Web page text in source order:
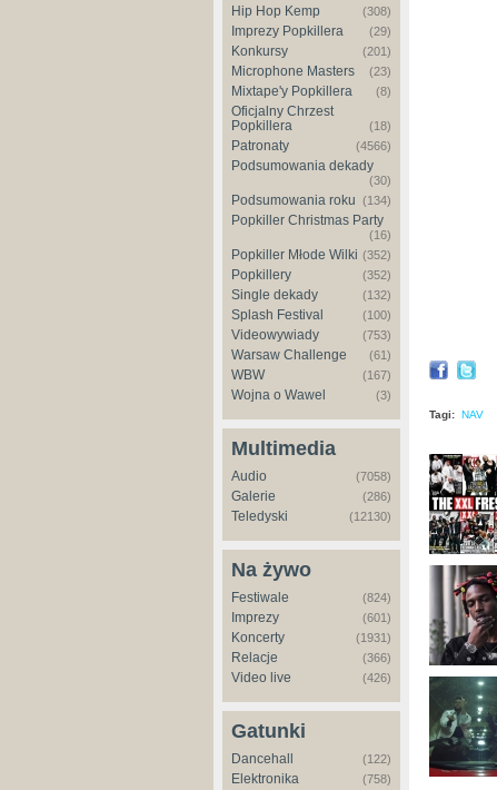
Hip Hop Kemp (308)
Imprezy Popkillera (29)
Konkursy (201)
Microphone Masters (23)
Mixtape'y Popkillera (8)
Oficjalny Chrzest
Popkillera
(18)
Patronaty (4566)
Podsumowania dekady
(30)
Podsumowania roku (134)
Popkiller Christmas Party
(16)
Popkiller Młode Wilki (352)
Popkillery (352)
Single dekady (132)
Splash Festival (100)
Videowywiady (753)
Warsaw Challenge (61)
WBW (167)
Wojna o Wawel (3)
Multimedia
Audio (7058)
Galerie (286)
Teledyski (12130)
Na żywo
Festiwale (824)
Imprezy (601)
Koncerty (1931)
Relacje (366)
Video live (426)
Gatunki
Dancehall (122)
Elektronika (758)
Tagi: NAV